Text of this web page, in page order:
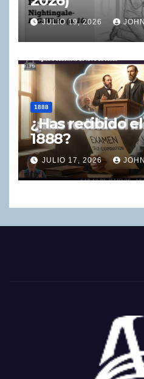
JULIO 19, 2026
1888
¿Has recibido
1888?
JULIO 17, 2026